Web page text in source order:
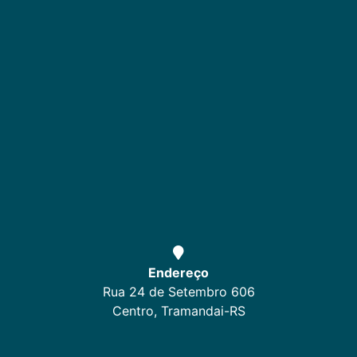
Endereço
Rua 24 de Setembro 606
Centro, Tramandai-RS